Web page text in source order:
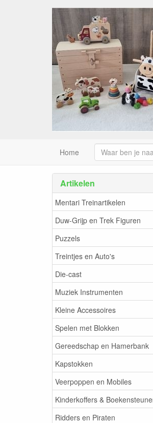
Home
Artikelen
Mentari Treinartikelen
Duw-Grijp en Trek Figuren
Puzzels
Treintjes en Auto's
Die-cast
Muziek Instrumenten
Kleine Accessoires
Spelen met Blokken
Gereedschap en Hamerbank
Kapstokken
Veerpoppen en Mobiles
Kinderkoffers &
Ridders en Piraten